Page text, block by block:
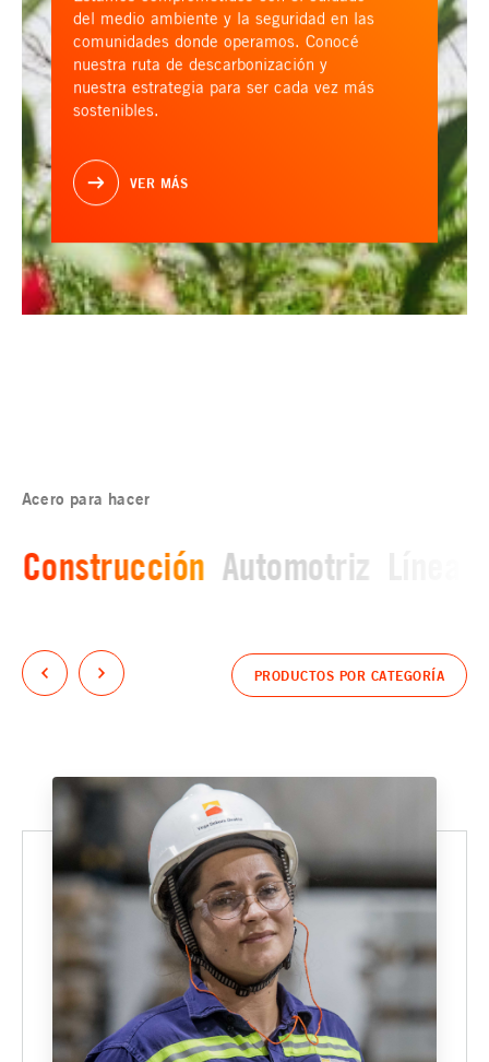
del medio ambiente y la seguridad en las
comunidades donde operamos. Conocé
nuestra ruta de descarbonización y
nuestra estrategia para ser cada vez más
sostenibles.
VER MÁS
Acero para hacer
Construcción Automotriz
PRODUCTOS POR CATEGORÍA